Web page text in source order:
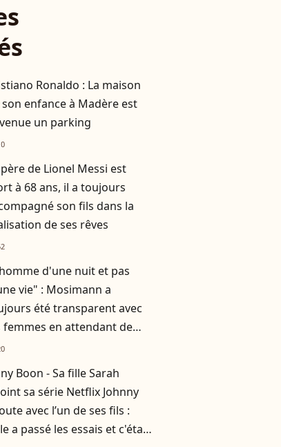
Ronaldo : La maison
enfance à Madère est
un parking
de Lionel Messi est
à 68 ans, il a toujours
son fils dans la
de ses rêves
d'une nuit et pas
vie" : Mosimann a
été transparent avec
femmes en attendant de
l'amour
Boon - Sa fille Sarah
sa série Netflix Johnny
avec l’un de ses fils :
a passé les essais et c'était